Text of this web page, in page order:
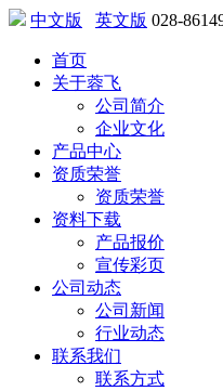
中文版 英文版 028-
首页
关于蓉飞
公司简介
企业文化
产品中心
资质荣誉
资质荣誉
资料下载
产品报价
宣传彩页
公司动态
公司新闻
行业动态
联系我们
联系方式